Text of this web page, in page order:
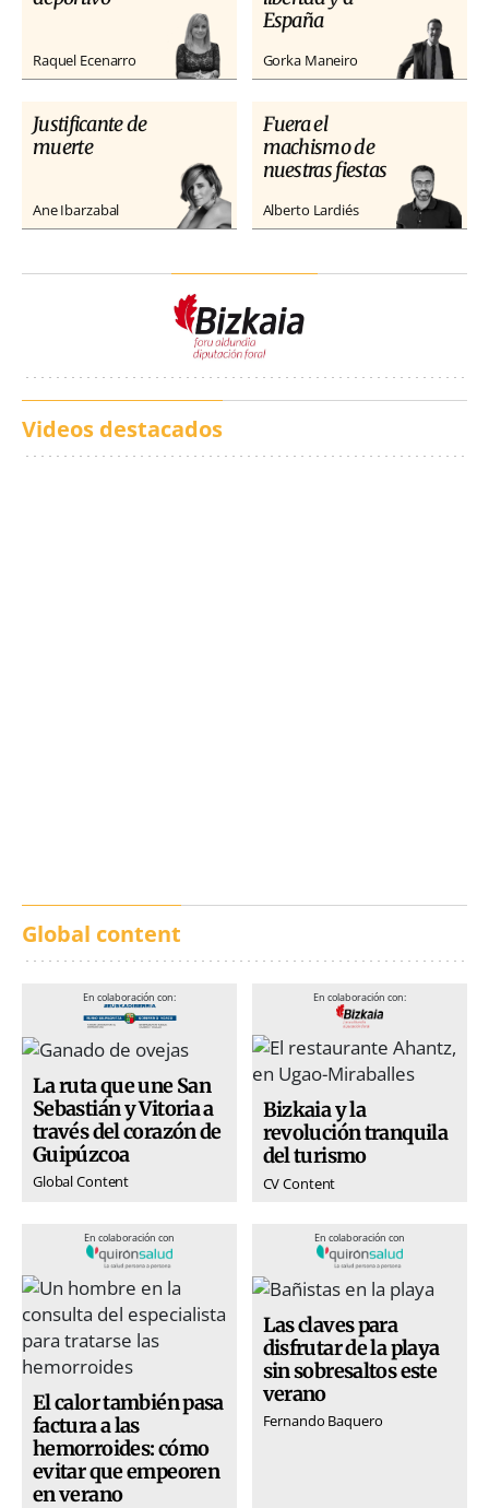
Raquel Ecenarro
España
Gorka Maneiro
Justificante de
muerte
Ane Ibarzabal
Fuera el
machismo de
nuestras fiestas
Alberto Lardiés
Videos destacados
Global content
En colaboración con:
La ruta que une San
Sebastián y Vitoria a
través del corazón de
Guipúzcoa
Global Content
En colaboración con:
Bizkaia y la
revolución tranquila
del turismo
CV Content
En colaboración con
El calor también pasa
factura a las
hemorroides: cómo
evitar que empeoren
en verano
En colaboración con
Las claves para
disfrutar de la playa
sin sobresaltos este
verano
Fernando Baquero